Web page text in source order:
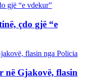
çdo gjë “e
në Gjakovë, flasin